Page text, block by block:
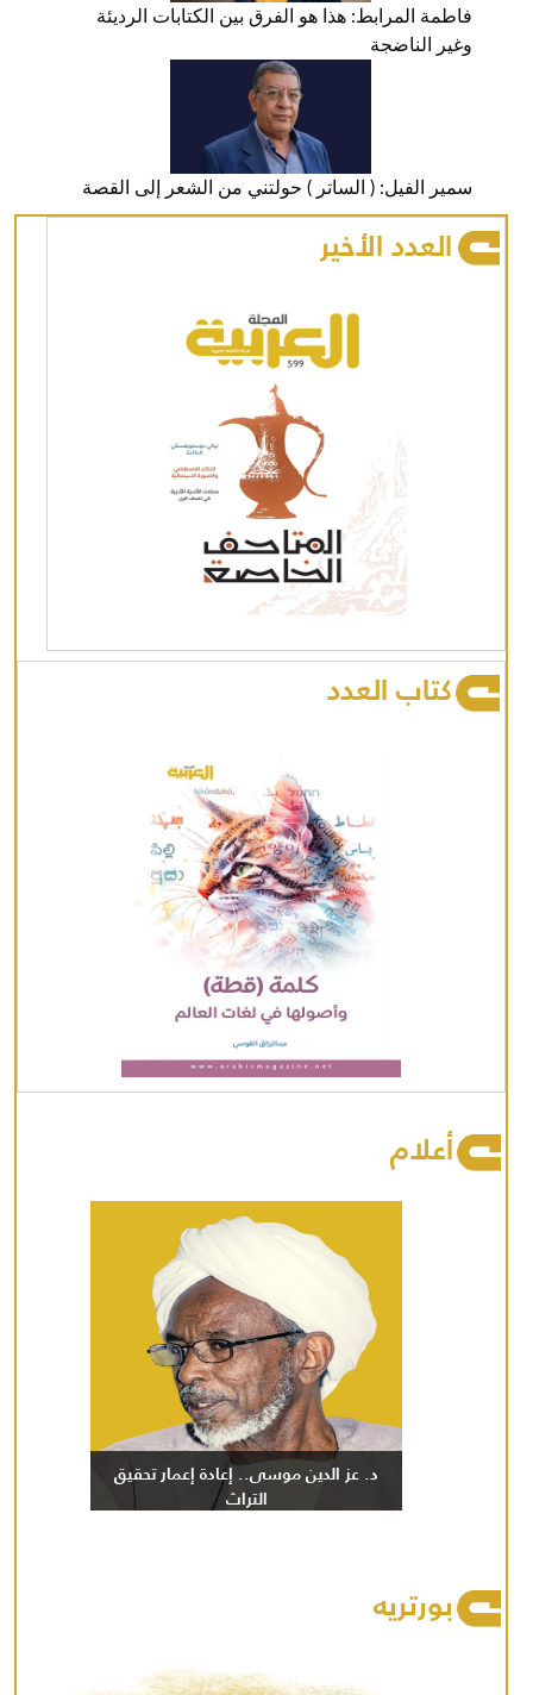
فاطمة المرابط: هذا هو الفرق بين الكتابات الرديئة
وغير الناضجة
سمير الفيل: ( الساتر ) حولتني من الشعر إلى القصة
العدد الأخير
كتاب العدد
أعلام
د. عز الدين موسى.. إعادة إعمار تحقيق
التراث
بورتريه